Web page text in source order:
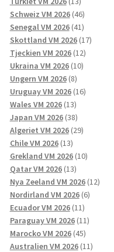
produkter
Schweiz VM 2026 4646
produkter
Senegal VM 2026 4141
produkter
Skottland VM 2026 1717
Tjeckien VM 2026 1212
produkter
Ukraina VM 2026 1010
Ungern VM 2026 88
produkter
Uruguay VM 2026 1616
Wales VM 2026 1313
produkter
Japan VM 2026 3838
produkter
Algeriet VM 2026 2929
Chile VM 2026 1313
produkter
Grekland VM 2026 1010
Qatar VM 2026 1313
produkter
Nya Zeeland VM 2026 1212
Nordirland VM 2026 66
Ecuador VM 2026 1111
produkter
Paraguay VM 2026 1111
Marocko VM 2026 4545
produkter
Australien VM 2026 1111